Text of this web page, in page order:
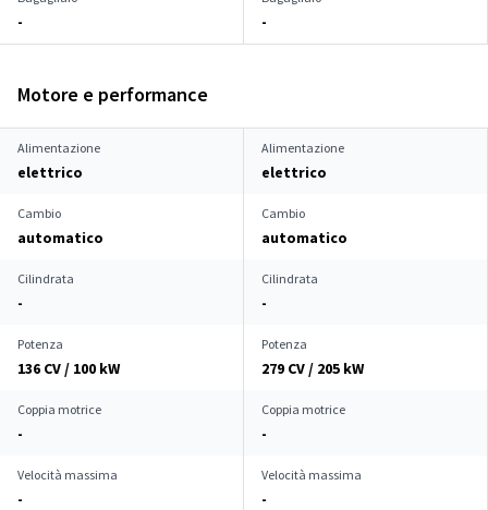
- -
Motore e performance
Alimentazione
elettrico
Alimentazione
elettrico
Cambio
automatico
Cambio
automatico
Cilindrata
-
Cilindrata
-
Potenza
136 CV / 100 kW
Potenza
279 CV / 205 kW
Coppia motrice
-
Coppia motrice
-
Velocità massima
-
Velocità massima
-